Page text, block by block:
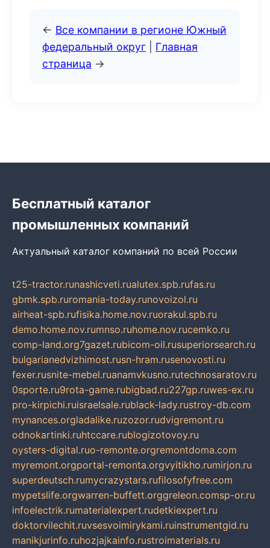
← Все компании в регионе Южный
федеральный округ
Главная
страница →
Бесплатный каталог
промышленных компаний
Актуальный каталог компаний по всей России
t25-tractor.runashicveti.rualutex.spb.rufas.ru
gbmk.spb.ruromania-today.runovoizol.ru
airheat-spb.rufisika.home.nov.ruorakul.spb.ru
demo.home.nov.rumnso.ruhome.nov.rucemko.ru
comp-land.org7gazet.rubicom-oil.rusuperiorsearch.ru
bulgarianedvizhimost.rusn-hram.rusenovosti.ru
fexer.rusnite-mebel.ruanamvkusno.rutechnosaratov.ru
0sporte.ru9rota-game.rubigbad.ru227gp.ruwes-ex.ru
pro-kirpichi.ruisraelsale.rublack-lady.rustroy-db.com
mynances.orgladalike.ruzozor.rudvigremont.ru
odnokartinki.ruhtccare.rublogizotovoy.ru
oysters-digital.ruo-remonte.orgremontdoma.com
myremont.orgportal-remonta.orgvyitikho.rumirjon.ru
superdeutsch.rumycrazystars.rufilosofyfree.com
mypetslife.orgwarren-buffett.orggreleon.comsp-or.ru
infoelectrik.rumaterialexpert.rudetkiexpert.ru
doktorvilechit.ruvsesvoimirykami.ruinstrumentgid.ru
manikjurinfo.ruhozjajkainfo.rustroimaterials.ru